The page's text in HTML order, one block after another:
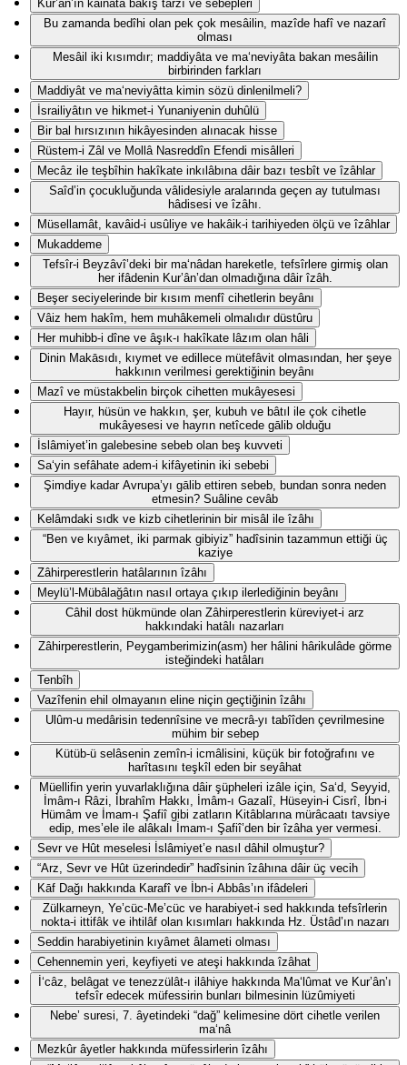
Kur’ân’ın kâinâta bakış tarzı ve sebepleri
Bu zamanda bedîhi olan pek çok mesâilin, mazîde hafî ve nazarî
olması
Mesâil iki kısımdır; maddiyâta ve ma‘neviyâta bakan mesâilin
birbirinden farkları
Maddiyât ve ma‘neviyâtta kimin sözü dinlenilmeli?
İsrailiyâtın ve hikmet-i Yunaniyenin duhûlü
Bir bal hırsızının hikâyesinden alınacak hisse
Rüstem-i Zâl ve Mollâ Nasreddîn Efendi misâlleri
Mecâz ile teşbîhin hakîkate inkılâbına dâir bazı tesbît ve îzâhlar
Saîd’in çocukluğunda vâlidesiyle aralarında geçen ay tutulması
hâdisesi ve îzâhı.
Müsellamât, kavâid-i usûliye ve hakâik-i tarihiyeden ölçü ve îzâhlar
Mukaddeme
Tefsîr-i Beyzâvî’deki bir ma‘nâdan hareketle, tefsîrlere girmiş olan
her ifâdenin Kur’ân’dan olmadığına dâir îzâh.
Beşer seciyelerinde bir kısım menfî cihetlerin beyânı
Vâiz hem hakîm, hem muhâkemeli olmalıdır düstûru
Her muhibb-i dîne ve âşık-ı hakîkate lâzım olan hâli
Dinin Makāsıdı, kıymet ve edillece mütefâvit olmasından, her şeye
hakkının verilmesi gerektiğinin beyânı
Mazî ve müstakbelin birçok cihetten mukâyesesi
Hayır, hüsün ve hakkın, şer, kubuh ve bâtıl ile çok cihetle
mukâyesesi ve hayrın netîcede gālib olduğu
İslâmiyet’in galebesine sebeb olan beş kuvveti
Sa‘yin sefâhate adem-i kifâyetinin iki sebebi
Şimdiye kadar Avrupa’yı gālib ettiren sebeb, bundan sonra neden
etmesin? Suâline cevâb
Kelâmdaki sıdk ve kizb cihetlerinin bir misâl ile îzâhı
“Ben ve kıyâmet, iki parmak gibiyiz” hadîsinin tazammun ettiği üç
kaziye
Zâhirperestlerin hatâlarının îzâhı
Meylü’l-Mübâlağâtın nasıl ortaya çıkıp ilerlediğinin beyânı
Câhil dost hükmünde olan Zâhirperestlerin küreviyet-i arz
hakkındaki hatâlı nazarları
Zâhirperestlerin, Peygamberimizin(asm) her hâlini hârikulâde görme
isteğindeki hatâları
Tenbîh
Vazîfenin ehil olmayanın eline niçin geçtiğinin îzâhı
Ulûm-u medârisin tedennîsine ve mecrâ-yı tabîîden çevrilmesine
mühim bir sebep
Kütüb-ü selâsenin zemîn-i icmâlisini, küçük bir fotoğrafını ve
harîtasını teşkîl eden bir seyâhat
Müellifin yerin yuvarlaklığına dâir şüpheleri izâle için, Sa‘d, Seyyid,
İmâm-ı Râzi, İbrahîm Hakkı, İmâm-ı Gazalî, Hüseyin-i Cisrî, İbn-i
Hümâm ve İmam-ı Şafiî gibi zatların Kitâblarına mürâcaatı tavsiye
edip, mes’ele ile alâkalı İmam-ı Şafiî’den bir îzâha yer vermesi.
Sevr ve Hût meselesi İslâmiyet’e nasıl dâhil olmuştur?
“Arz, Sevr ve Hût üzerindedir” hadîsinin îzâhına dâir üç vecih
Kāf Dağı hakkında Karafî ve İbn-i Abbâs’ın ifâdeleri
Zülkarneyn, Ye’cüc-Me’cüc ve harabiyet-i sed hakkında tefsîrlerin
nokta-i ittifâk ve ihtilâf olan kısımları hakkında Hz. Üstâd’ın nazarı
Seddin harabiyetinin kıyâmet âlameti olması
Cehennemin yeri, keyfiyeti ve ateşi hakkında îzâhat
İ‘câz, belâgat ve tenezzülât-ı ilâhiye hakkında Ma‘lûmat ve Kur’ân’ı
tefsîr edecek müfessirin bunları bilmesinin lüzûmiyeti
Nebe’ suresi, 7. âyetindeki “dağ” kelimesine dört cihetle verilen
ma‘nâ
Mezkûr âyetler hakkında müfessirlerin îzâhı